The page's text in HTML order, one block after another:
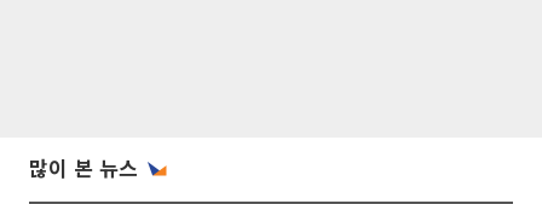
많이 본 뉴스